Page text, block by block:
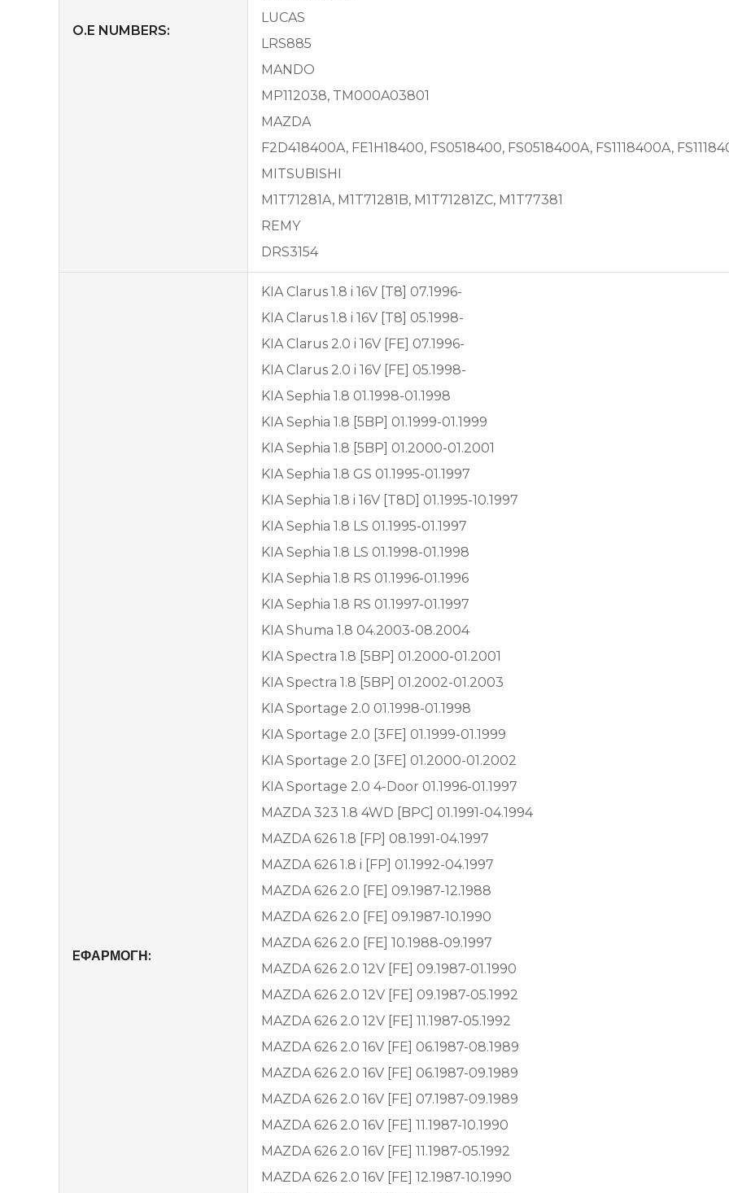
O.E NUMBERS:
LUCAS
LRS885
MANDO
MP112038, TM000A03801
MAZDA
F2D418400A, FE1H18400, FS0518400, FS0518400A, FS1118400A,
MITSUBISHI
M1T71281A, M1T71281B, M1T71281ZC, M1T77381
REMY
DRS3154
EΦΑΡΜΟΓΗ:
KIA Clarus 1.8 i 16V [T8] 07.1996-
KIA Clarus 1.8 i 16V [T8] 05.1998-
KIA Clarus 2.0 i 16V [FE] 07.1996-
KIA Clarus 2.0 i 16V [FE] 05.1998-
KIA Sephia 1.8 01.1998-01.1998
KIA Sephia 1.8 [5BP] 01.1999-01.1999
KIA Sephia 1.8 [5BP] 01.2000-01.2001
KIA Sephia 1.8 GS 01.1995-01.1997
KIA Sephia 1.8 i 16V [T8D] 01.1995-10.1997
KIA Sephia 1.8 LS 01.1995-01.1997
KIA Sephia 1.8 LS 01.1998-01.1998
KIA Sephia 1.8 RS 01.1996-01.1996
KIA Sephia 1.8 RS 01.1997-01.1997
KIA Shuma 1.8 04.2003-08.2004
KIA Spectra 1.8 [5BP] 01.2000-01.2001
KIA Spectra 1.8 [5BP] 01.2002-01.2003
KIA Sportage 2.0 01.1998-01.1998
KIA Sportage 2.0 [3FE] 01.1999-01.1999
KIA Sportage 2.0 [3FE] 01.2000-01.2002
KIA Sportage 2.0 4-Door 01.1996-01.1997
MAZDA 323 1.8 4WD [BPC] 01.1991-04.1994
MAZDA 626 1.8 [FP] 08.1991-04.1997
MAZDA 626 1.8 i [FP] 01.1992-04.1997
MAZDA 626 2.0 [FE] 09.1987-12.1988
MAZDA 626 2.0 [FE] 09.1987-10.1990
MAZDA 626 2.0 [FE] 10.1988-09.1997
MAZDA 626 2.0 12V [FE] 09.1987-01.1990
MAZDA 626 2.0 12V [FE] 09.1987-05.1992
MAZDA 626 2.0 12V [FE] 11.1987-05.1992
MAZDA 626 2.0 16V [FE] 06.1987-08.1989
MAZDA 626 2.0 16V [FE] 06.1987-09.1989
MAZDA 626 2.0 16V [FE] 07.1987-09.1989
MAZDA 626 2.0 16V [FE] 11.1987-10.1990
MAZDA 626 2.0 16V [FE] 11.1987-05.1992
MAZDA 626 2.0 16V [FE] 12.1987-10.1990